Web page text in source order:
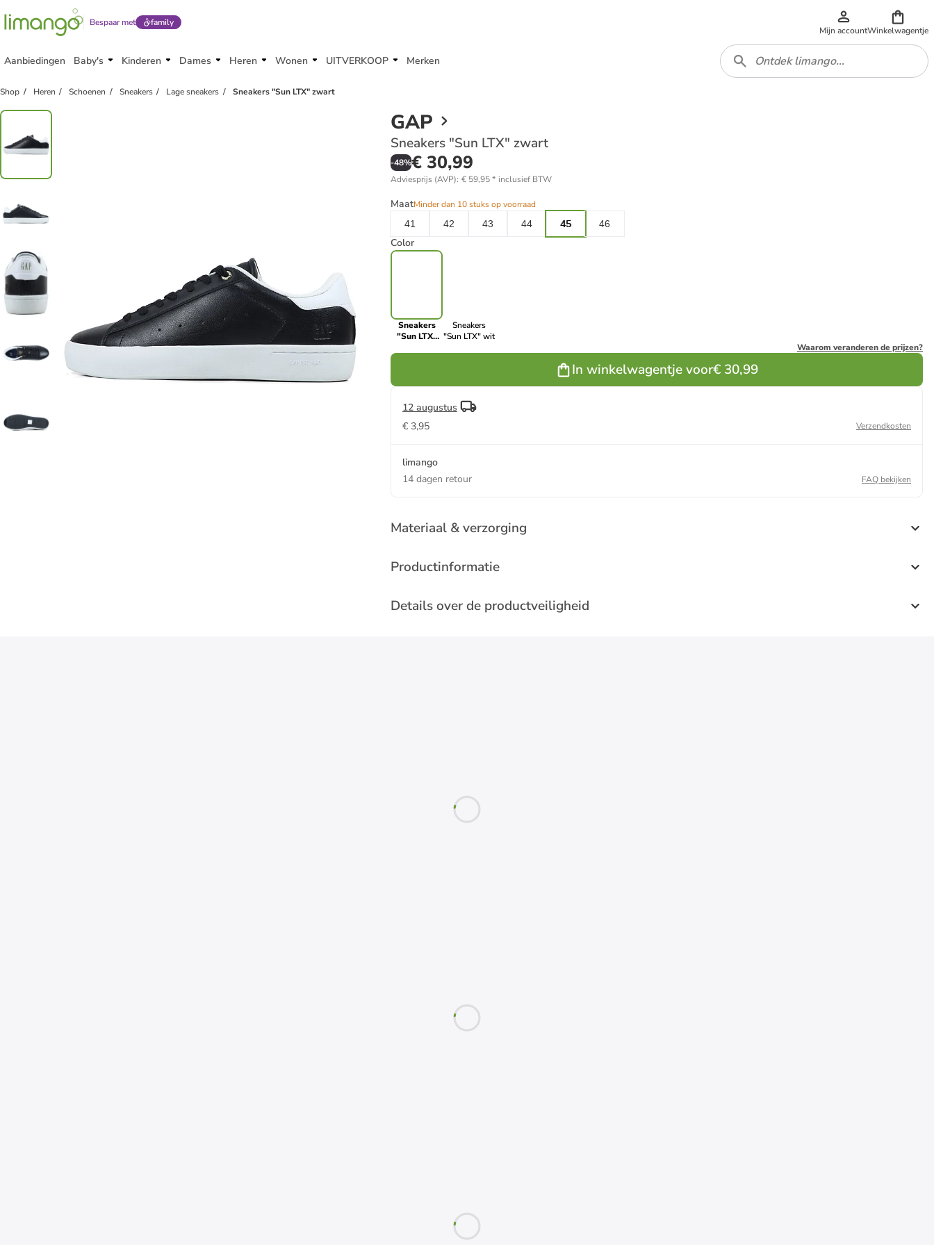
Bespaar met family
Mijn accountWinkelwagentje
Aanbiedingen Baby's Kinderen Dames Heren Wonen UITVERKOOP Merken
Shop Heren Schoenen Sneakers Lage sneakers Sneakers "Sun LTX" zwart
GAP
Sneakers "Sun LTX" zwart
-48%€ 30,99
Adviesprijs (AVP): € 59,95* inclusief BTW
MaatMinder dan 10 stuks op voorraad
41
42 43 44 45 46
Color
Sneakers
"Sun LTX"
Sneakers
"Sun LTX" wit
Waarom veranderen de prijzen?
In winkelwagentje voor€ 30,99
12 augustus
€ 3,95
Verzendkosten
limango
14 dagen retour
FAQ bekijken
Materiaal & verzorging
Productinformatie
Details over de productveiligheid